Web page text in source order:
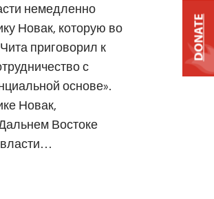
немедленно
Новак, которую во
приговорил к
с
основе».
Новак,
Востоке
власти…
DONATE